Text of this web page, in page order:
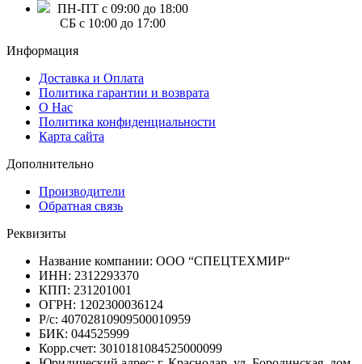
ПН-ПТ с 09:00 до 18:00
СБ с 10:00 до 17:00
Информация
Доставка и Оплата
Политика гарантии и возврата
О Нас
Политика конфиденциальности
Карта сайта
Дополнительно
Производители
Обратная связь
Реквизиты
Название компании: ООО “СПЕЦТЕХМИР“
ИНН: 2312293370
КПП: 231201001
ОГРН: 1202300036124
Р/с: 40702810909500010959
БИК: 044525999
Корр.счет: 3010181084525000099